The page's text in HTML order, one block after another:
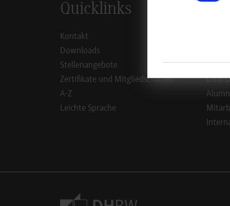
Quicklinks
Kontakt
Downloads
Stellenangebote
Zertifikate und Mitgliedschaften
A-Z
Leichte Sprache
Duale
Dual